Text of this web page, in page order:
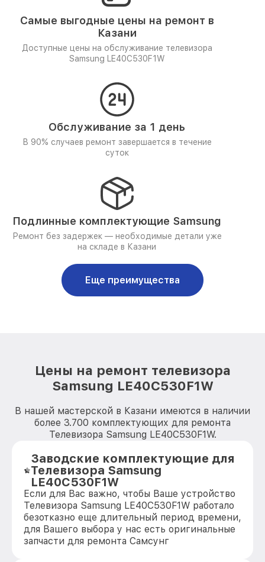
Самые выгодные цены на ремонт в
Казани
Доступные цены на обслуживание телевизора
Samsung LE40C530F1W
Обслуживание за 1 день
В 90% случаев ремонт завершается в течение
суток
Подлинные комплектующие Samsung
Ремонт без задержек — необходимые детали уже
на складе в Казани
Еще преимущества
Цены на ремонт телевизора
Samsung LE40C530F1W
В нашей мастерской в Казани имеются в наличии
более 3.700 комплектующих для ремонта
Телевизора Samsung LE40C530F1W.
Заводские комплектующие для
Телевизора Samsung
LE40C530F1W
Если для Вас важно, чтобы Ваше устройство
Телевизора Samsung LE40C530F1W работало
безотказно еще длительный период времени,
для Вашего выбора у нас есть оригинальные
запчасти для ремонта Самсунг